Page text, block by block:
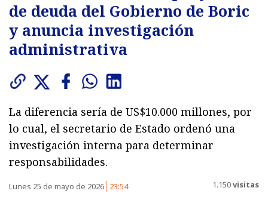
de deuda del Gobierno de Boric
y anuncia investigación
administrativa
La diferencia sería de US$10.000 millones, por
lo cual, el secretario de Estado ordenó una
investigación interna para determinar
responsabilidades.
Lunes 25 de mayo de 2026 23:54 1.150visitas